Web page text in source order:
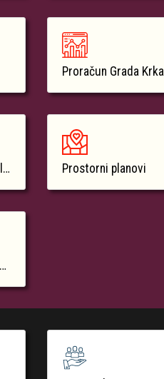
Proračun Grada Krka
Prostorni planovi